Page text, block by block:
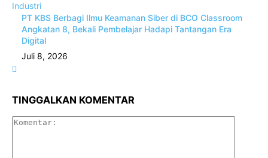
Industri
PT KBS Berbagi Ilmu Keamanan Siber di BCO Classroom
Angkatan 8, Bekali Pembelajar Hadapi Tantangan Era
Digital
Juli 8, 2026
TINGGALKAN KOMENTAR